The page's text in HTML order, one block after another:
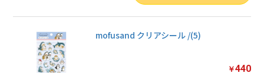
mofusand クリアシール /(5)
￥440